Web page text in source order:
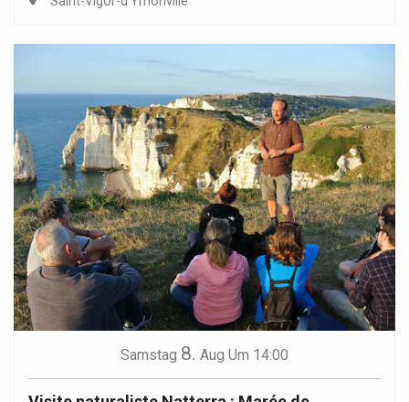
Samstag 8. Aug Um 14:00